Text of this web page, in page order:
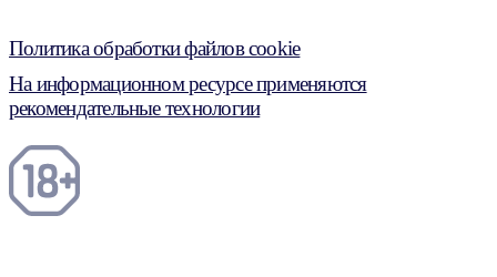
Политика обработки файлов cookie
На информационном ресурсе применяются
рекомендательные технологии